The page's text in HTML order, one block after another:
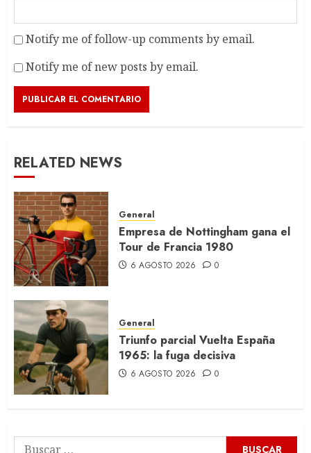
Notify me of follow-up comments by email.
Notify me of new posts by email.
RELATED NEWS
General
Empresa de Nottingham gana el
Tour de Francia 1980
6 AGOSTO 2026 0
General
Triunfo parcial Vuelta España
1965: la fuga decisiva
6 AGOSTO 2026 0
Buscar: